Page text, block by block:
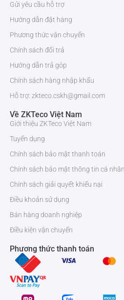
Gửi yêu cầu hỗ trợ
Hướng dẫn đặt hàng
Phương thức vận chuyển
Chính sách đổi trả
Hướng dẫn trả góp
Chính sách hàng nhập khẩu
Hỗ trợ: zkteco.cskh@gmail.com
Về ZKTeco Việt Nam
Giới thiệu ZKTeco Việt Nam
Tuyển dụng
Chính sách bảo mật thanh toán
Chính sách bảo mật thông tin cá nhân
Chính sách giải quyết khiếu nại
Điều khoản sử dụng
Bán hàng doanh nghiệp
Điều kiện vận chuyển
Phương thức thanh toán